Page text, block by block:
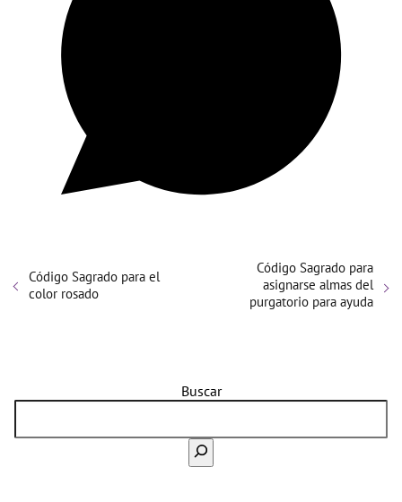
Código Sagrado para el
color rosado
Código Sagrado para
asignarse almas del
purgatorio para ayuda
Buscar